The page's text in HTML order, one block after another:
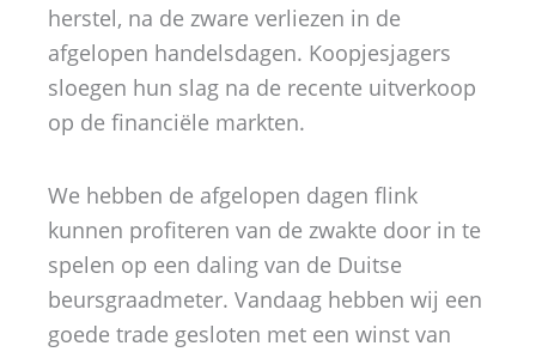
herstel, na de zware verliezen in de
afgelopen handelsdagen. Koopjesjagers
sloegen hun slag na de recente uitverkoop
op de financiële markten.
We hebben de afgelopen dagen flink
kunnen profiteren van de zwakte door in te
spelen op een daling van de Duitse
beursgraadmeter. Vandaag hebben wij een
goede trade gesloten met een winst van